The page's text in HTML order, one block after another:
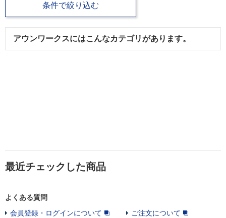
条件で絞り込む
アウンワークスにはこんなカテゴリがあります。
最近チェックした商品
よくある質問
会員登録・ログインについて
ご注文について